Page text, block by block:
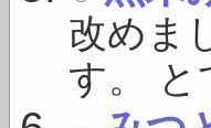
改めま
す。 と